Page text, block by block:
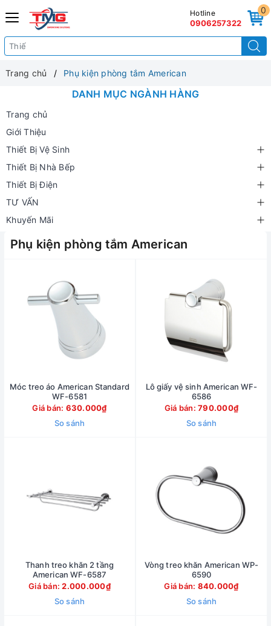
0
Hotline
0906257322
Trang chủ Phụ kiện phòng tắm American
DANH MỤC NGÀNH HÀNG
Trang chủ
Giới Thiệu
Thiết Bị Vệ Sinh
Thiết Bị Nhà Bếp
Thiết Bị Điện
TƯ VẤN
Khuyến Mãi
Phụ kiện phòng tắm American
Móc treo áo American Standard
WF-6581
Giá bán: 630.000₫
So sánh
Lô giấy vệ sinh American WF-
6586
Giá bán:790.000₫
So sánh
Thanh treo khăn 2 tầng
American WF-6587
Giá bán:2.000.000₫
So sánh
Vòng treo khăn American WP-
6590
Giá bán: 840.000₫
So sánh